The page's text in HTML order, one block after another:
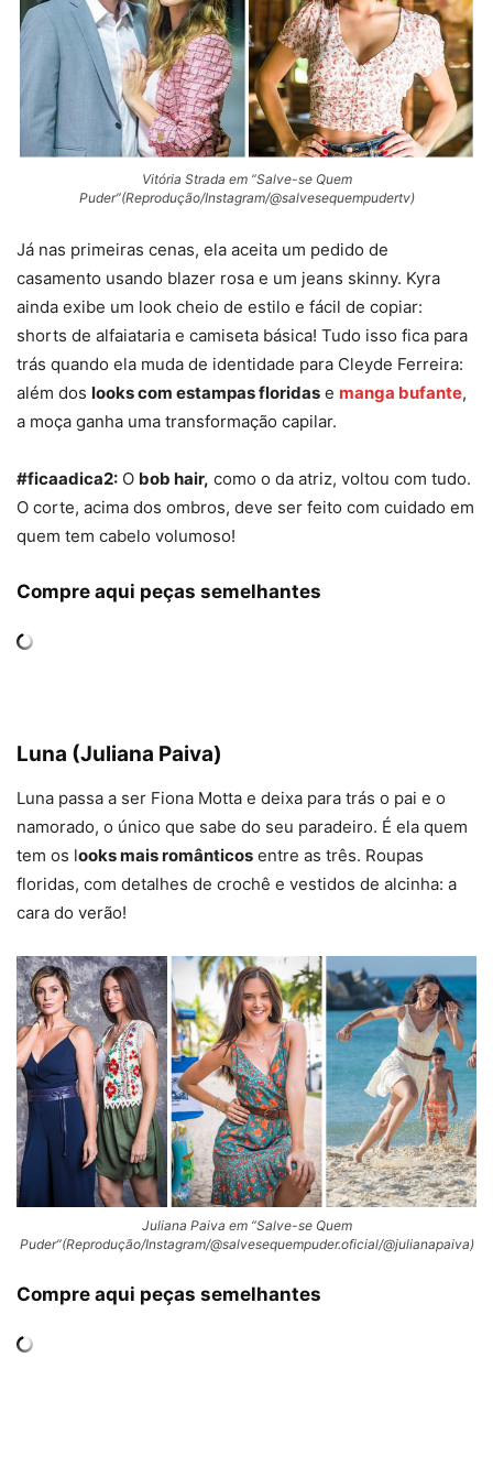
Vitória Strada em “Salve-se Quem
Puder”(Reprodução/Instagram/@salvesequempudertv)
Já nas primeiras cenas, ela aceita um pedido de
casamento usando blazer rosa e um jeans skinny. Kyra
ainda exibe um look cheio de estilo e fácil de copiar:
shorts de alfaiataria e camiseta básica! Tudo isso fica para
trás quando ela muda de identidade para Cleyde Ferreira:
além dos looks com estampas floridas e manga bufante,
a moça ganha uma transformação capilar.
#ficaadica2: O bob hair, como o da atriz, voltou com tudo.
O corte, acima dos ombros, deve ser feito com cuidado em
quem tem cabelo volumoso!
Compre aqui peças semelhantes
Luna (Juliana Paiva)
Luna passa a ser Fiona Motta e deixa para trás o pai e o
namorado, o único que sabe do seu paradeiro. É ela quem
tem os looks mais românticos entre as três. Roupas
floridas, com detalhes de crochê e vestidos de alcinha: a
cara do verão!
Juliana Paiva em “Salve-se Quem
Puder”(Reprodução/Instagram/@salvesequempuder.oficial/@julianapaiva)
Compre aqui peças semelhantes